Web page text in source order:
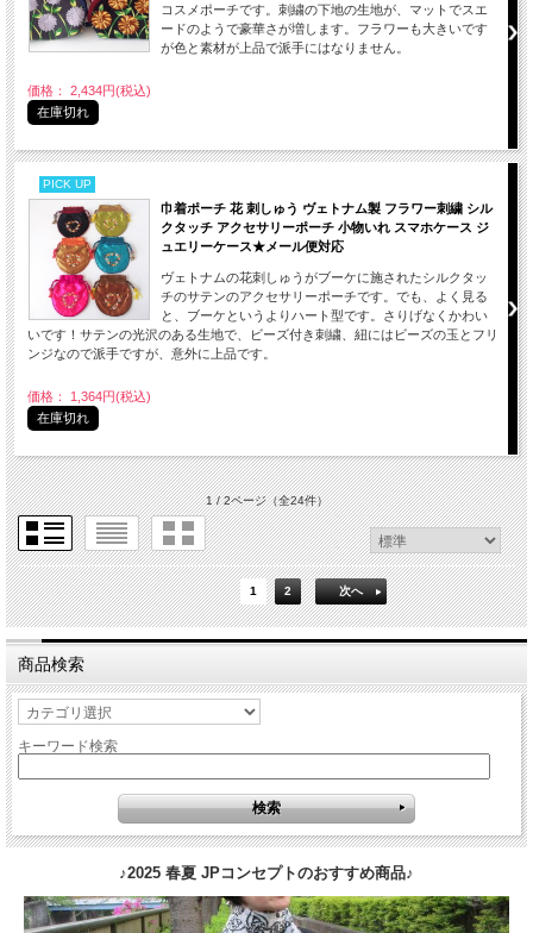
コスメポーチです。刺繍の下地の生地が、マットでスエ
ードのようで豪華さが増します。フラワーも大きいです
が色と素材が上品で派手にはなりません。
価格： 2,434円(税込)
在庫切れ
PICK UP
巾着ポーチ 花 刺しゅう ヴェトナム製 フラワー刺繍 シル
クタッチ アクセサリーポーチ 小物いれ スマホケース ジ
ュエリーケース★メール便対応
ヴェトナムの花刺しゅうがブーケに施されたシルクタッ
チのサテンのアクセサリーポーチです。でも、よく見る
と、ブーケというよりハート型です。さりげなくかわい
いです！サテンの光沢のある生地で、ビーズ付き刺繍、紐にはビーズの玉とフリ
ンジなので派手ですが、意外に上品です。
価格： 1,364円(税込)
在庫切れ
1 / 2ページ（全24件）
1 2 次へ
商品検索
キーワード検索
♪2025 春夏 JPコンセプトのおすすめ商品♪